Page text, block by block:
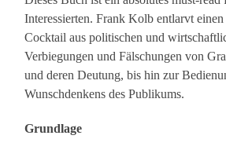
Interessierten. Frank Kolb entlarvt
Cocktail aus politischen und
Verbiegungen und Fälschungen von
und deren Deutung, bis hin zur
Wunschdenkens des Publikums.
Grundlage